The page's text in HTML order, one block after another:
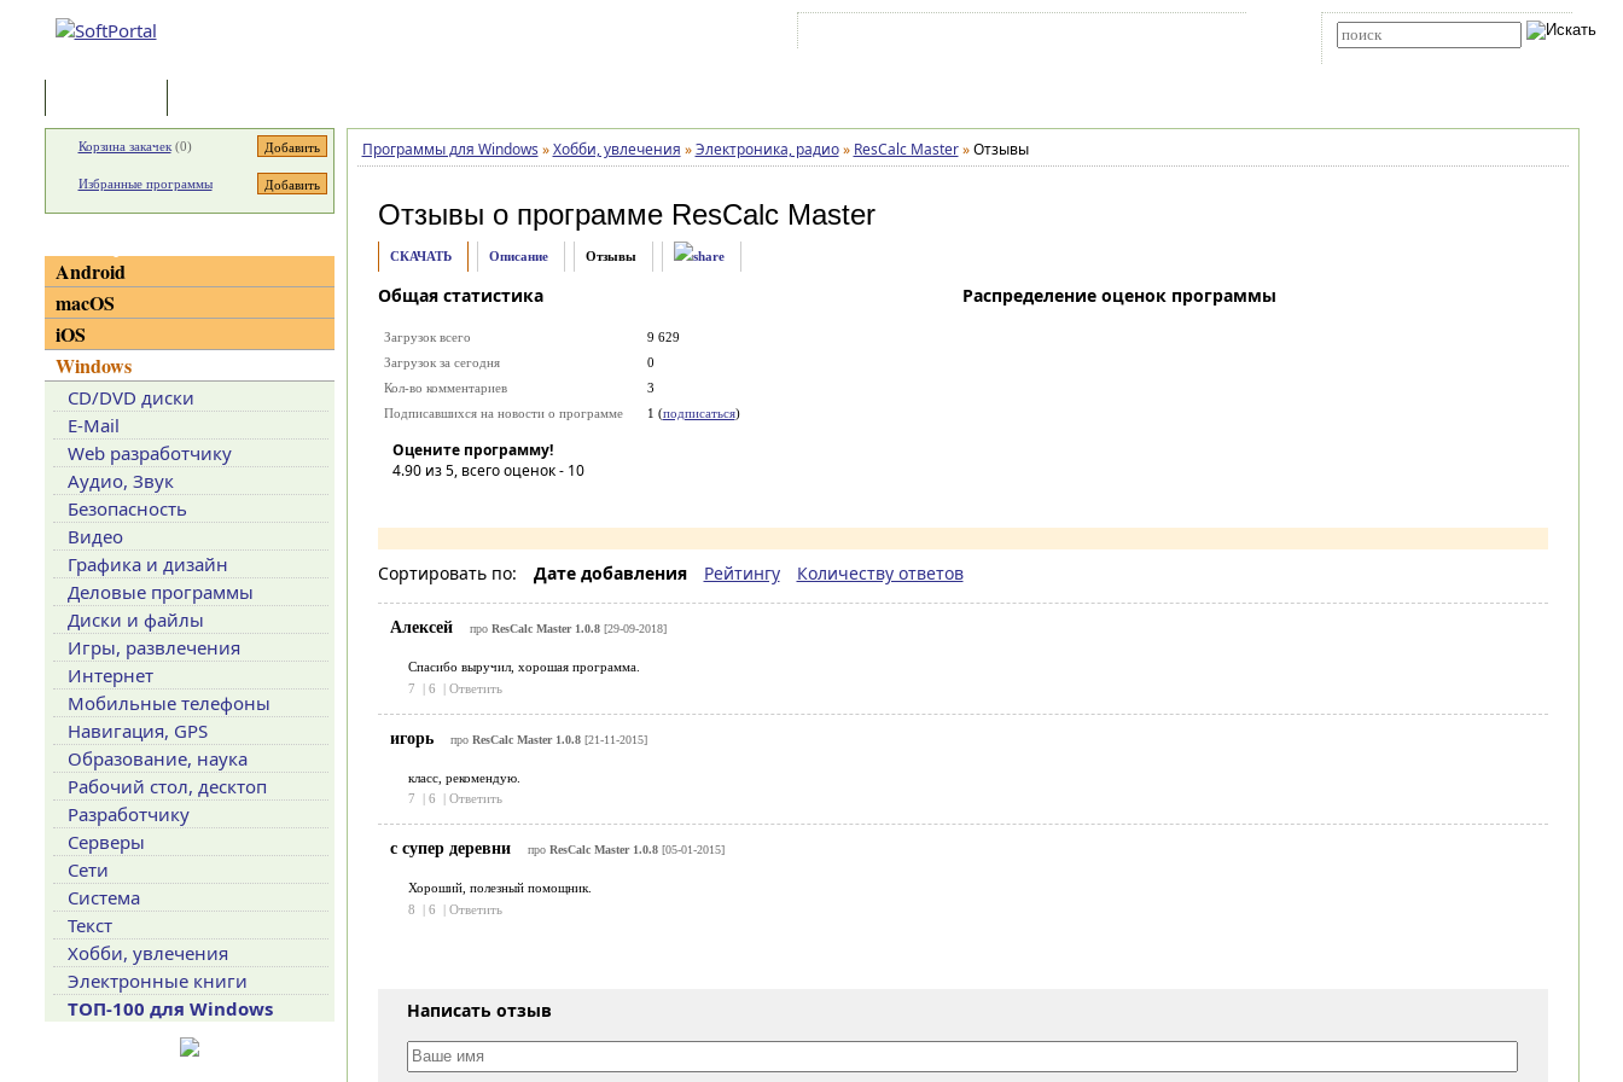
Программы для Windows » Хобби, увлечения » Электроника, радио » ResCalc Master » Отзывы
Отзывы о программе ResCalc Master
СКАЧАТЬ Описание Отзывы
Общая статистика
Загрузок всего
9 629
Загрузок за сегодня
0
Кол-во комментариев
3
Подписавшихся на новости о программе
1 (подписаться)
Оцените программу!
4.90из 5, всего оценок - 10
Распределение оценок программы
Сортировать по: Дате добавления Рейтингу Количеству ответов
Алексей про ResCalc Master 1.0.8[29-09-2018]
Спасибо выручил, хорошая программа.
7
| 6 | Ответить
игорь про ResCalc Master 1.0.8[21-11-2015]
класс, рекомендую.
7
| 6 | Ответить
с супер деревни про ResCalc Master 1.0.8[05-01-2015]
Хороший, полезный помощник.
8
| 6 | Ответить
Написать отзыв
Корзина закачек(0)
Избранные программы
Android
macOS
iOS
Windows
CD/DVD диски
E-Mail
Web разработчику
Аудио, Звук
Безопасность
Видео
Графика и дизайн
Деловые программы
Диски и файлы
Игры, развлечения
Интернет
Мобильные телефоны
Навигация, GPS
Образование, наука
Рабочий стол, десктоп
Разработчику
Серверы
Сети
Система
Текст
Хобби, увлечения
Электронные книги
ТОП-100 для Windows